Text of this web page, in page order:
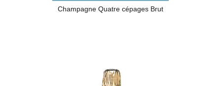
Champagne Quatre cépages Brut